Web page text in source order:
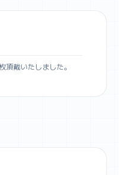
戴いたしました。